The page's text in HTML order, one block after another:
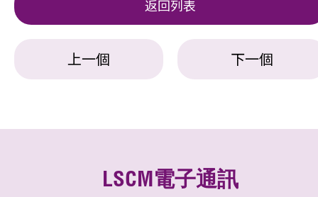
返回列表
上一個 下一個
LSCM電子通訊